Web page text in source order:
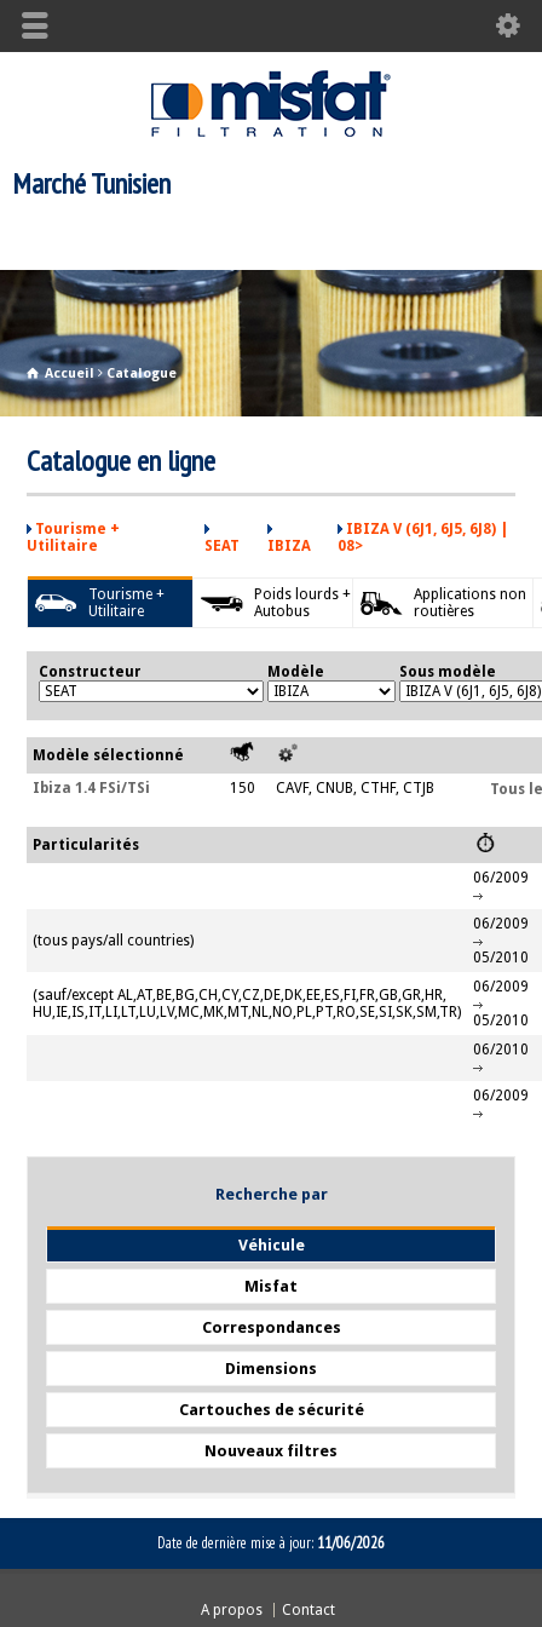
Marché Tunisien
Accueil Catalogue
Catalogue en ligne
Tourisme +
Utilitaire
SEAT IBIZA
IBIZA V (6J1, 6J5, 6J8) |
08>
Tourisme +
Utilitaire
Poids lourds +
Autobus
Applications non
routières
Constructeur Modèle Sous modèle
Modèle sélectionné
Ibiza 1.4 FSi/TSi
150 CAVF, CNUB, CTHF, CTJB Tous
Particularités
06/2009
(tous pays/all countries)
06/2009
05/2010
(sauf/except AL,AT,BE,BG,CH,CY,CZ,DE,DK,EE,ES,FI,FR,GB,GR,HR,
HU,IE,IS,IT,LI,LT,LU,LV,MC,MK,MT,NL,NO,PL,PT,RO,SE,SI,SK,SM,TR)
06/2009
05/2010
06/2010
06/2009
Recherche par
Véhicule
Misfat
Correspondances
Dimensions
Cartouches de sécurité
Nouveaux filtres
Date de dernière mise à jour: 11/06/2026
A propos Contact